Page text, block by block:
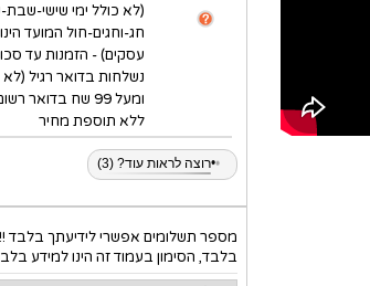
(לא כולל ימי שישי-
חג-וחגים-חול המועד
נשלחות בדואר רגיל
ומעל 99 שח בדואר
ללא תוספת מחיר
•• רוצה לראות עוד? (3)
מספר תשלומים אפשרי לידיעתך
בלבד, הסימון בעמוד זה הינו למידע